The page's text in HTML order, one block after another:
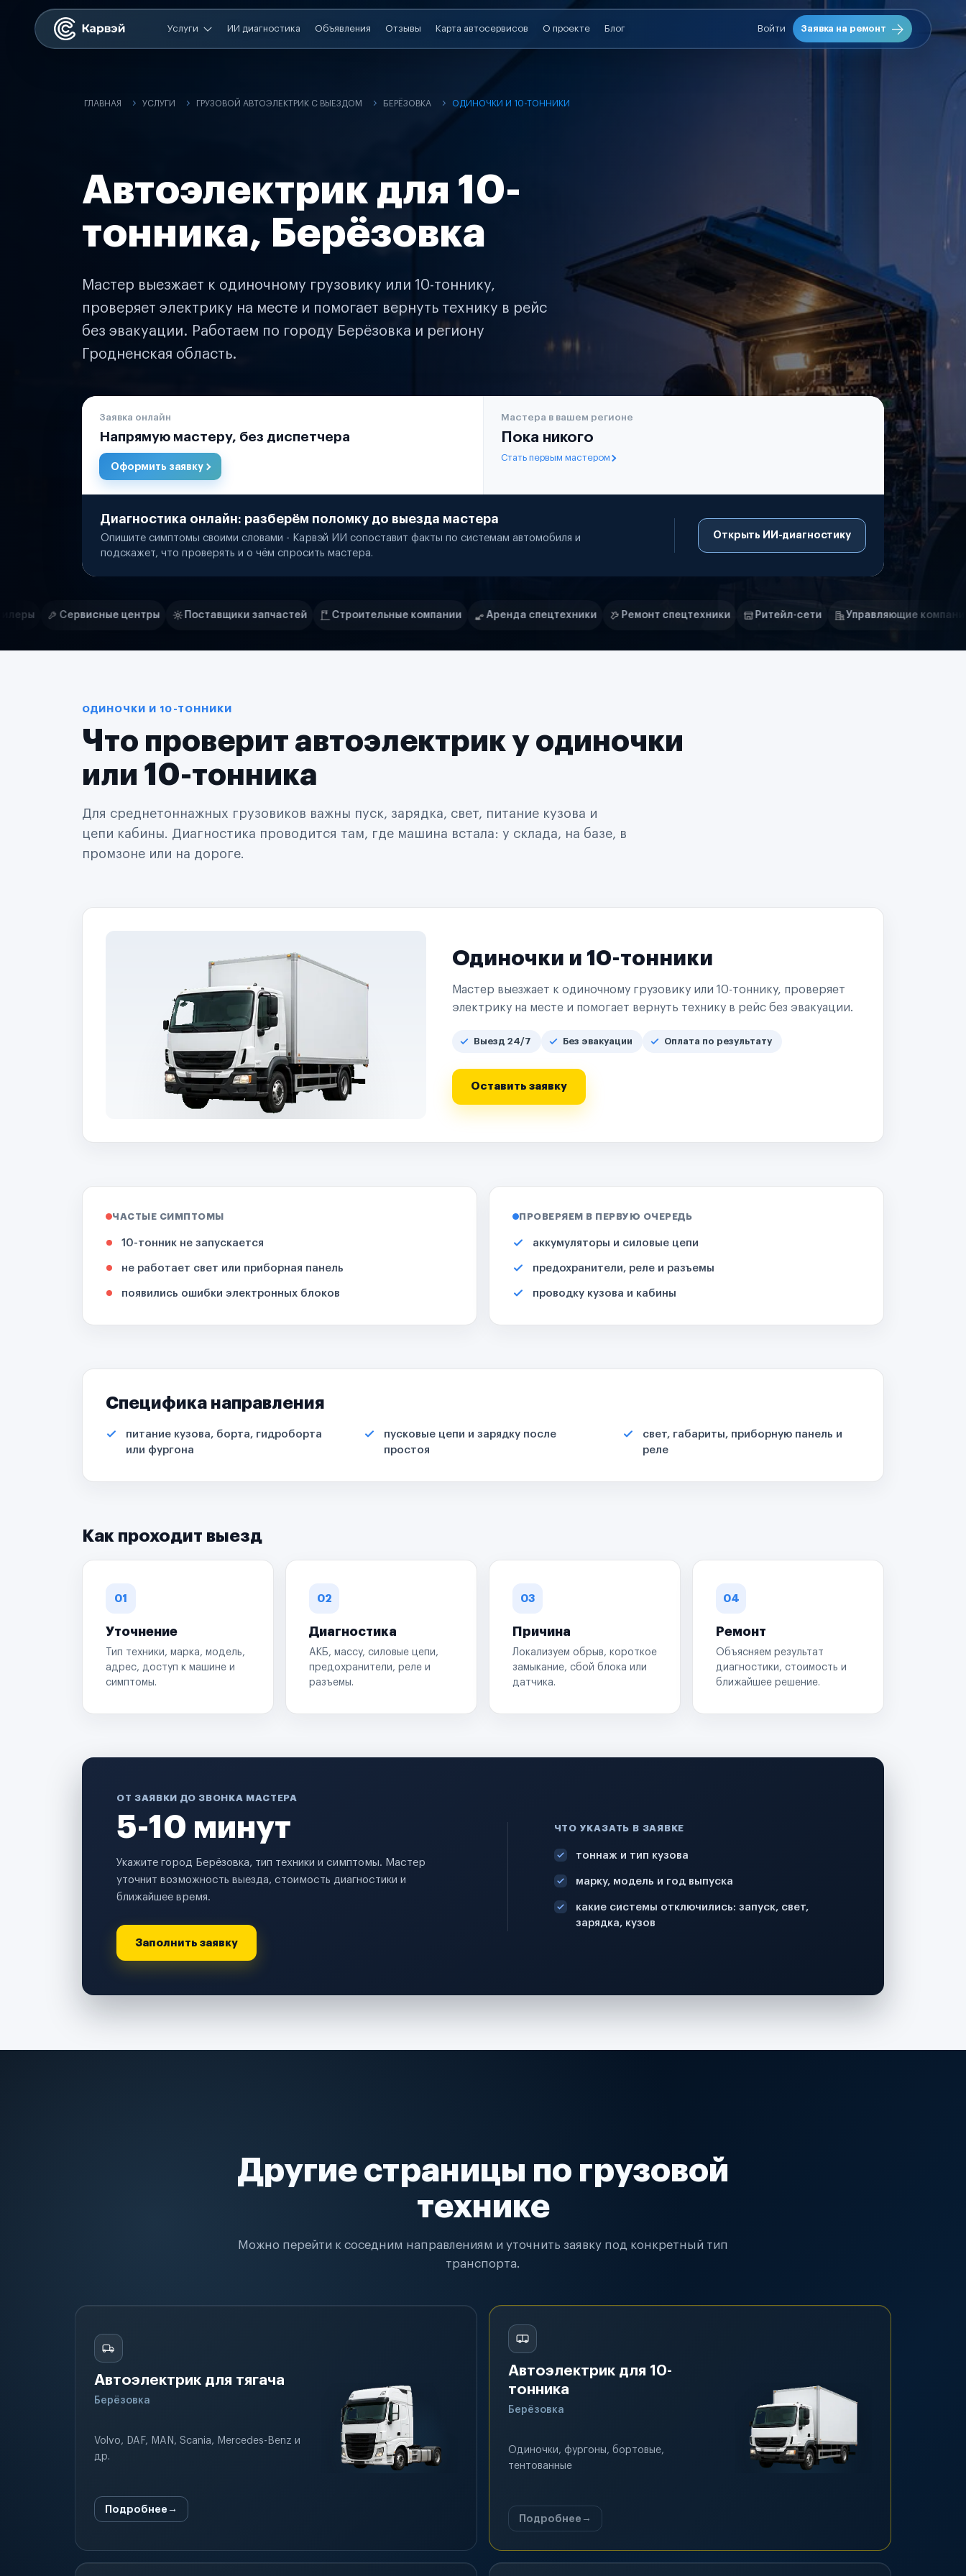
Услуги ИИ диагностика Объявления Отзывы Карта автосервисов О проекте Блог Войти Заявка на ремонт
ГЛАВНАЯ УСЛУГИ ГРУЗОВОЙ АВТОЭЛЕКТРИК С ВЫЕЗДОМ БЕРЁЗОВКА ОДИНОЧКИ И 10-ТОННИКИ
Автоэлектрик для 10-
тонника, Берёзовка
Мастер выезжает к одиночному грузовику или 10-тоннику,
проверяет электрику на месте и помогает вернуть технику в рейс
без эвакуации. Работаем по городу Берёзовка и региону
Гродненская область.
Заявка онлайн
Напрямую мастеру, без диспетчера
Оформить заявку
Мастера в вашем регионе
Пока никого
Стать первым мастером
Диагностика онлайн: разберём поломку до выезда мастера
Опишите симптомы своими словами - Карвэй ИИ сопоставит факты по системам автомобиля и
подскажет, что проверять и о чём спросить мастера.
Открыть ИИ-диагностику
Нам доверяют
центры Поставщики запчастей Строительные компании Аренда спецтехники Ремонт спецтехники Ритейл-сети Управляющие компании Страховые
Маркетплейсы
Логистические компании
Поставщики запчастей
Строительные компании
Ремонт спецтехники
Управляющие компании
Страховые компании
B2B-дистрибьюторы
ОДИНОЧКИ И 10-ТОННИКИ
Что проверит автоэлектрик у одиночки
или 10-тонника
Для среднетоннажных грузовиков важны пуск, зарядка, свет, питание кузова и
цепи кабины. Диагностика проводится там, где машина встала: у склада, на базе, в
промзоне или на дороге.
Одиночки и 10-тонники
Мастер выезжает к одиночному грузовику или 10-тоннику, проверяет
электрику на месте и помогает вернуть технику в рейс без эвакуации.
Выезд 24/7 Без эвакуации Оплата по результату
Оставить заявку
ЧАСТЫЕ СИМПТОМЫ
10-тонник не запускается
не работает свет или приборная панель
появились ошибки электронных блоков
ПРОВЕРЯЕМ В ПЕРВУЮ ОЧЕРЕДЬ
аккумуляторы и силовые цепи
предохранители, реле и разъемы
проводку кузова и кабины
Специфика направления
питание кузова, борта, гидроборта
или фургона
пусковые цепи и зарядку после
простоя
свет, габариты, приборную панель и
реле
Как проходит выезд
01
Уточнение
Тип техники, марка, модель,
адрес, доступ к машине и
симптомы.
02
Диагностика
АКБ, массу, силовые цепи,
предохранители, реле и
разъемы.
03
Причина
Локализуем обрыв, короткое
замыкание, сбой блока или
датчика.
04
Ремонт
Объясняем результат
диагностики, стоимость и
ближайшее решение.
ОТ ЗАЯВКИ ДО ЗВОНКА МАСТЕРА
5-10 минут
Укажите город Берёзовка, тип техники и симптомы. Мастер
уточнит возможность выезда, стоимость диагностики и
ближайшее время.
Заполнить заявку
ЧТО УКАЗАТЬ В ЗАЯВКЕ
тоннаж и тип кузова
марку, модель и год выпуска
какие системы отключились: запуск, свет,
зарядка, кузов
Другие страницы по грузовой
технике
Можно перейти к соседним направлениям и уточнить заявку под конкретный тип
транспорта.
Автоэлектрик для тягача
Берёзовка
Volvo, DAF, MAN, Scania, Mercedes-Benz и
др.
Подробнее
Автоэлектрик для 10-
тонника
Берёзовка
Одиночки, фургоны, бортовые,
тентованные
Подробнее